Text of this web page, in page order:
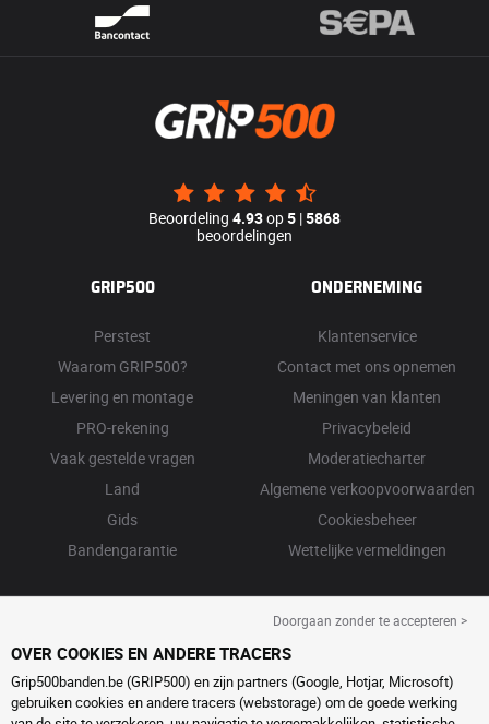
Beoordeling 4.93op5 |5868
beoordelingen
GRIP500
Perstest
Waarom GRIP500?
Levering en montage
PRO-rekening
Vaak gestelde vragen
Land
Gids
Bandengarantie
ONDERNEMING
Klantenservice
Contact met ons opnemen
Meningen van klanten
Privacybeleid
Moderatiecharter
Algemene verkoopvoorwaarden
Cookiesbeheer
Wettelijke vermeldingen
Doorgaan zonder te accepteren >
OVER COOKIES EN ANDERE TRACERS
Grip500banden.be (GRIP500) en zijn partners (Google, Hotjar, Microsoft)
gebruiken cookies en andere tracers (webstorage) om de goede werking